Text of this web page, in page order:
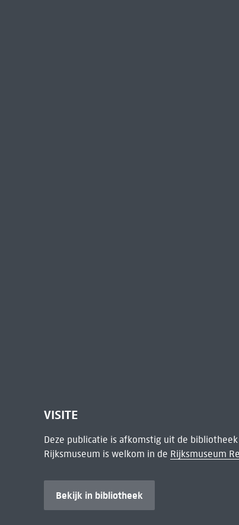
VISITE
Deze publicatie is afkomstig uit de
Rijksmuseum is welkom in de Rijksmuseum
Bekijk in bibliotheek